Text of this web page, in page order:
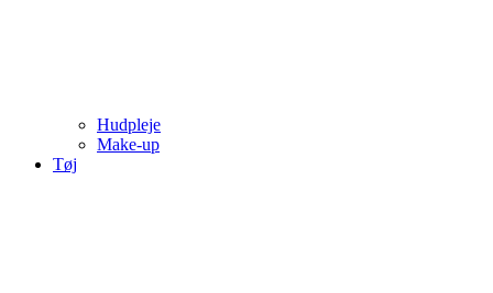
Hudpleje
Make-up
Tøj